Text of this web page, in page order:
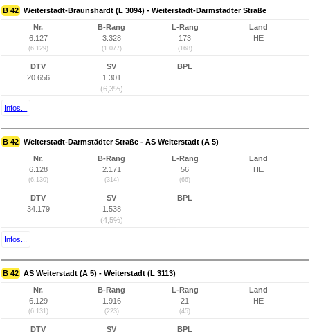
B 42 Weiterstadt-Braunshardt (L 3094) - Weiterstadt-Darmstädter Straße
Nr.
6.127
(6.129)
B-Rang
3.328
(1.077)
L-Rang
173
(168)
Land
HE
DTV
20.656
SV
1.301
(6,3%)
BPL
Infos...
B 42 Weiterstadt-Darmstädter Straße - AS Weiterstadt (A 5)
Nr.
6.128
(6.130)
B-Rang
2.171
(314)
L-Rang
56
(66)
Land
HE
DTV
34.179
SV
1.538
(4,5%)
BPL
Infos...
B 42 AS Weiterstadt (A 5) - Weiterstadt (L 3113)
Nr.
6.129
(6.131)
B-Rang
1.916
(223)
L-Rang
21
(45)
Land
HE
DTV
SV
BPL